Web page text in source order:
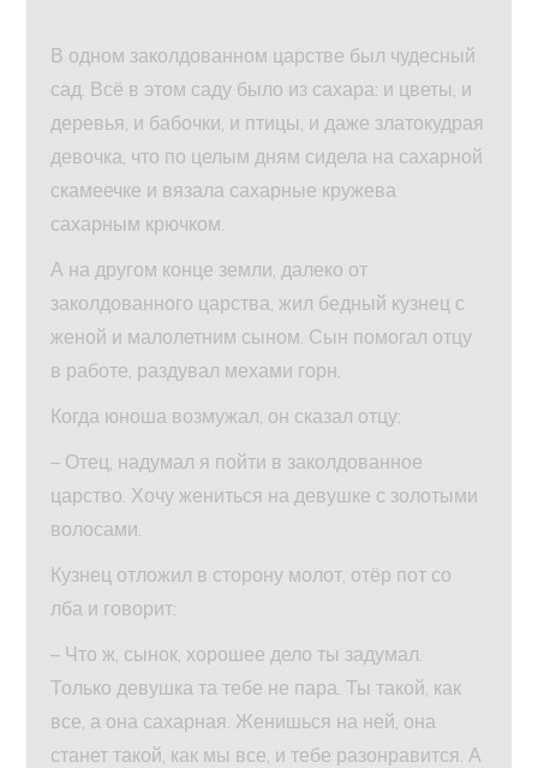
В одном заколдованном царстве был чудесный
сад. Всё в этом саду было из сахара: и цветы, и
деревья, и бабочки, и птицы, и даже златокудрая
девочка, что по целым дням сидела на сахарной
скамеечке и вязала сахарные кружева
сахарным крючком.
А на другом конце земли, далеко от
заколдованного царства, жил бедный кузнец с
женой и малолетним сыном. Сын помогал отцу
в работе, раздувал мехами горн.
Когда юноша возмужал, он сказал отцу:
– Отец, надумал я пойти в заколдованное
царство. Хочу жениться на девушке с золотыми
волосами.
Кузнец отложил в сторону молот, отёр пот со
лба и говорит:
– Что ж, сынок, хорошее дело ты задумал.
Только девушка та тебе не пара. Ты такой, как
все, а она сахарная. Женишься на ней, она
станет такой, как мы все, и тебе разонравится. А